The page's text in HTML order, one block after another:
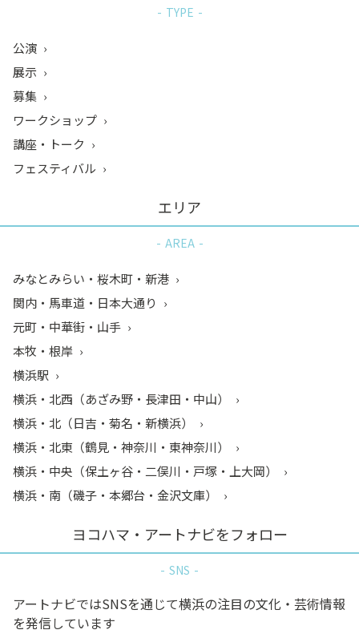
TYPE
公演
展示
募集
ワークショップ
講座・トーク
フェスティバル
エリア
AREA
みなとみらい・桜木町・新港
関内・馬車道・日本大通り
元町・中華街・山手
本牧・根岸
横浜駅
横浜・北西（あざみ野・長津田・中山）
横浜・北（日吉・菊名・新横浜）
横浜・北東（鶴見・神奈川・東神奈川）
横浜・中央（保土ヶ谷・二俣川・戸塚・上大岡）
横浜・南（磯子・本郷台・金沢文庫）
ヨコハマ・アートナビをフォロー
SNS
アートナビではSNSを通じて横浜の注目の文化・芸術情報
を発信しています